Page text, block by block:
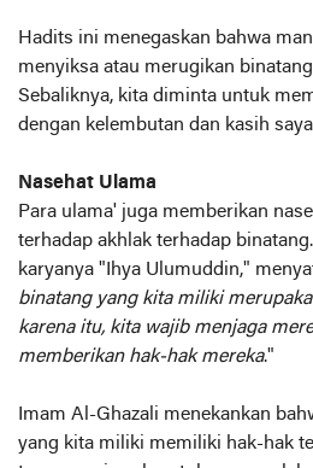
Hadits ini menegaskan bahwa
menyiksa atau merugikan
Sebaliknya, kita diminta untuk
dengan kelembutan dan kasih
Nasehat Ulama
Para ulama' juga memberikan
terhadap akhlak terhadap
karyanya "Ihya Ulumuddin,"
binatang yang kita miliki
karena itu, kita wajib menjaga
memberikan hak-hak mereka."
Imam Al-Ghazali menekankan
yang kita miliki memiliki hak-hak